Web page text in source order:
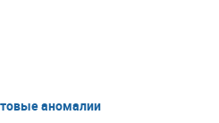
аномалии